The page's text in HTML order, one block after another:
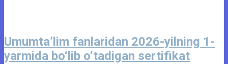
Umumta’lim fanlaridan 2026-yilning 1-
yarmida bo‘lib o‘tadigan sertifikat